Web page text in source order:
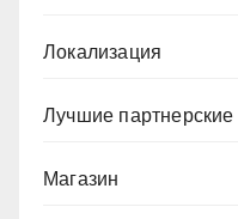
Локализация
Лучшие
Магазин